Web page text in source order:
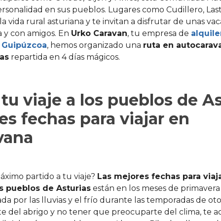
en sus pueblos. Lugares como Cudillero,
vida rural asturiana y te invitan a disfrutar de unas
y con amigos. En Urko Caravan, tu empresa de
, hemos organizado una ruta en
repartida en 4 días mágicos.
viaje a los pueblos de
fechas para viajar en
partido a tu viaje? Las mejores fechas para
pueblos de Asturiasestán en los meses de
por las lluvias y el frío durante las temporadas de
del abrigo y no tener que preocuparte del clima, te